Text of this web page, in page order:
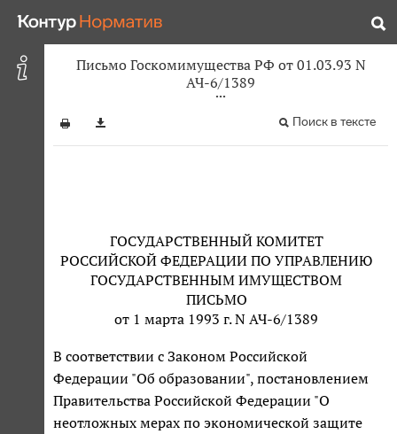
Письмо Госкомимущества РФ от 01.03.93 N
АЧ-6/1389
Поиск в тексте
ГОСУДАРСТВЕННЫЙ КОМИТЕТ
РОССИЙСКОЙ ФЕДЕРАЦИИ ПО УПРАВЛЕНИЮ
ГОСУДАРСТВЕННЫМ ИМУЩЕСТВОМ
ПИСЬМО
от 1 марта 1993 г. N АЧ-6/1389
В соответствии с Законом Российской
Федерации "Об образовании", постановлением
Правительства Российской Федерации "О
неотложных мерах по экономической защите